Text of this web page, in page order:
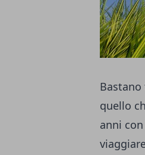
Bastano
quello
anni